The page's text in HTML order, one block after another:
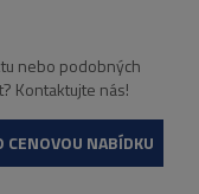
nebo podobných
Kontaktujte nás!
CENOVOU NABÍDKU